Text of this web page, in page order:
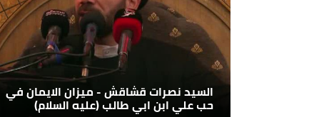
السيد نصرات قشاقش - ميزان الايمان في
حب علي ابن ابي طالب (عليه السلام)